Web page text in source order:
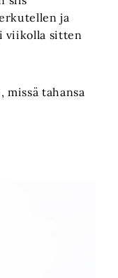
ja
viikolla sitten
tahansa